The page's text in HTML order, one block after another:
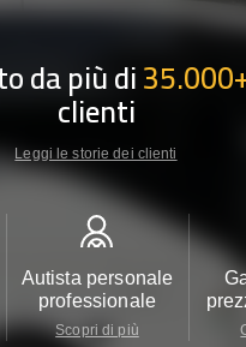
da più di
clienti
Leggi le storie dei clienti
Autista personale
professionale
Scopri di più